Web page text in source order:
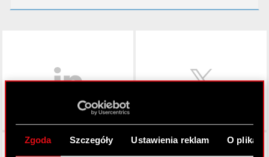
Zgoda Szczegóły Ustawienia reklam O
Facebook